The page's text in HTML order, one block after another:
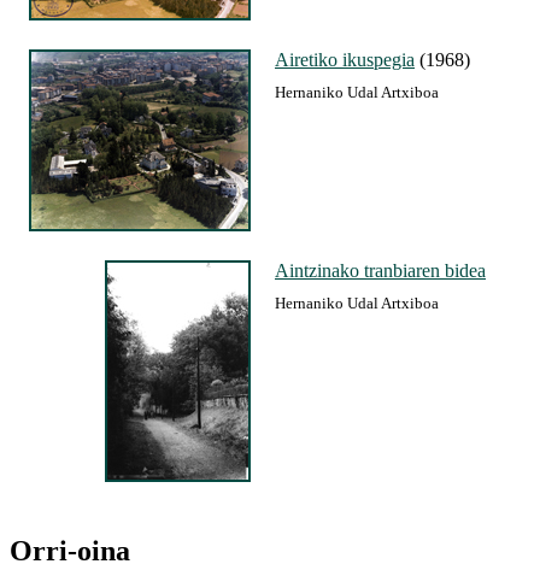
Airetiko ikuspegia (1968)
Hernaniko Udal Artxiboa
Aintzinako tranbiaren bidea
Hernaniko Udal Artxiboa
Orri-oina